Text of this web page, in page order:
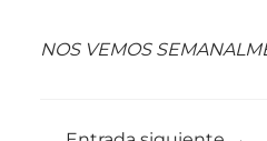
NOS VEMOS